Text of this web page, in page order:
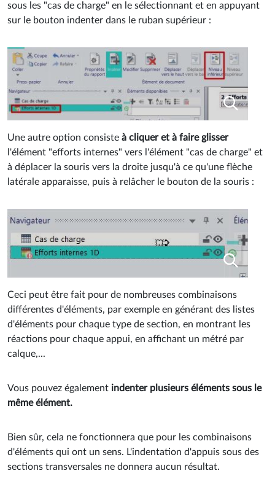
sous les "cas de charge" en le sélectionnant et en appuyant
sur le bouton indenter dans le ruban supérieur :
Une autre option consiste à cliquer et à faire glisser
l'élément "efforts internes" vers l'élément "cas de charge" et
à déplacer la souris vers la droite jusqu'à ce qu'une flèche
latérale apparaisse, puis à relâcher le bouton de la souris :
Ceci peut être fait pour de nombreuses combinaisons
différentes d'éléments, par exemple en générant des listes
d'éléments pour chaque type de section, en montrant les
réactions pour chaque appui, en affichant un métré par
calque,...
Vous pouvez également indenter plusieurs éléments sous le
même élément.
Bien sûr, cela ne fonctionnera que pour les combinaisons
d'éléments qui ont un sens. L'indentation d'appuis sous des
sections transversales ne donnera aucun résultat.